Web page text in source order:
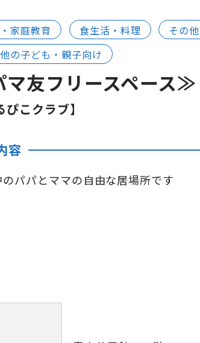
家庭教育 食生活・料理
その
の子ども・親子向け
友フリースペース≫
ぴこクラブ】
容
のパパとママの自由な居場所です